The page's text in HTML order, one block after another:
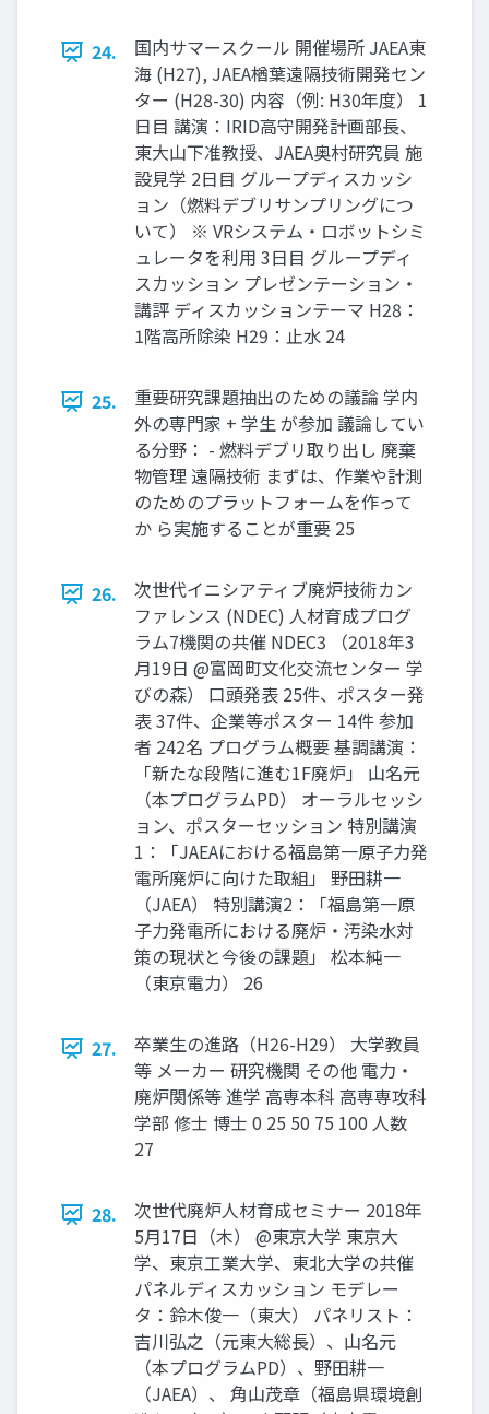
24.
国内サマースクール 開催場所 JAEA東
海 (H27), JAEA楢葉遠隔技術開発セン
ター (H28-30) 内容（例: H30年度） 1
日目 講演：IRID高守開発計画部長、
東大山下准教授、JAEA奥村研究員 施
設見学 2日目 グループディスカッシ
ョン（燃料デブリサンプリングにつ
いて） ※ VRシステム・ロボットシミ
ュレータを利用 3日目 グループディ
スカッション プレゼンテーション・
講評 ディスカッションテーマ H28：
1階高所除染 H29：止水 24
25.
重要研究課題抽出のための議論 学内
外の専門家 + 学生 が参加 議論してい
る分野： - 燃料デブリ取り出し 廃棄
物管理 遠隔技術 まずは、作業や計測
のためのプラットフォームを作って
か ら実施することが重要 25
26.
次世代イニシアティブ廃炉技術カン
ファレンス (NDEC) 人材育成プログ
ラム7機関の共催 NDEC3 （2018年3
月19日 @富岡町文化交流センター 学
びの森） 口頭発表 25件、ポスター発
表 37件、企業等ポスター 14件 参加
者 242名 プログラム概要 基調講演：
「新たな段階に進む1F廃炉」 山名元
（本プログラムPD） オーラルセッシ
ョン、ポスターセッション 特別講演
1：「JAEAにおける福島第一原子力発
電所廃炉に向けた取組」 野田耕一
（JAEA） 特別講演2：「福島第一原
子力発電所における廃炉・汚染水対
策の現状と今後の課題」 松本純一
（東京電力） 26
27.
卒業生の進路（H26-H29） 大学教員
等 メーカー 研究機関 その他 電力・
廃炉関係等 進学 高専本科 高専専攻科
学部 修士 博士 0 25 50 75 100 人数
27
28.
次世代廃炉人材育成セミナー 2018年
5月17日（木） @東京大学 東京大
学、東京工業大学、東北大学の共催
パネルディスカッション モデレー
タ：鈴木俊一（東大） パネリスト：
吉川弘之（元東大総長）、山名元
（本プログラムPD）、野田耕一
（JAEA）、 角山茂章（福島県環境創